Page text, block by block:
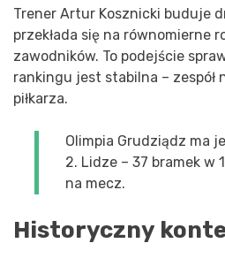
Trener Artur Kosznicki buduje
przekłada się na równomierne
zawodników. To podejście
rankingu jest stabilna –
piłkarza.
Olimpia Grudziądz ma
2. Lidze – 37 bramek w
na mecz.
Historyczny